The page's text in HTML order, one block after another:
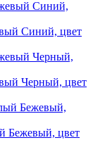
Синий, цвет
Черный, цвет
Бежевый, цвет